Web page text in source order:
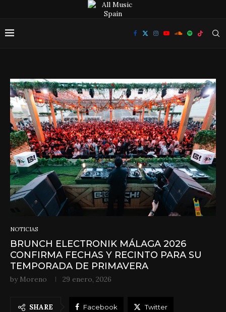
NOTICIAS
BRUNCH ELECTRONIK MÁLAGA 2026
CONFIRMA FECHAS Y RECINTO PARA SU
TEMPORADA DE PRIMAVERA
by Moreno 29 enero, 2026
SHARE Facebook Twitter